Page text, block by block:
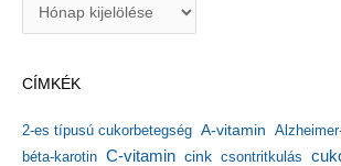
í
u
m
CÍMKÉK
2-es típusú cukorbetegség A-vitamin
béta-karotin C-vitamin cink csontritkulás